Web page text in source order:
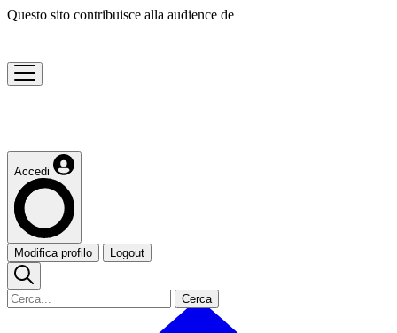
Questo sito contribuisce alla audience de
Accedi
Modifica profilo Logout
Cerca